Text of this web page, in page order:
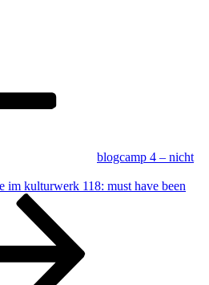
blogcamp 4 – nicht
im kulturwerk 118: must have been